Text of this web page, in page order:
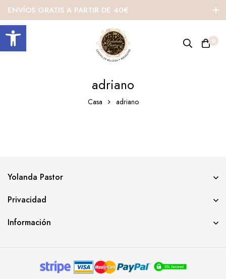
Abrir barra de herramientas
ENVÍOS GRATIS A PARTIR DE 40€
0
adriano
Casa adriano
Yolanda Pastor
Privacidad
Información